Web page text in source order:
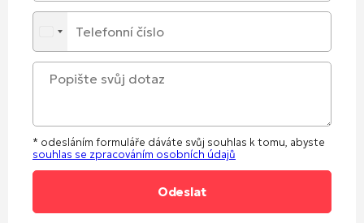
* odesláním formuláře dáváte svůj souhlas k tomu, abyste
souhlas se zpracováním osobních údajů